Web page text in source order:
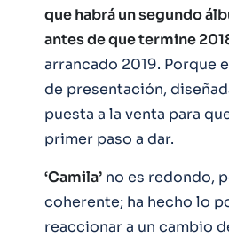
que habrá un segundo
antes de que termine
arrancado 2019. Porque
de presentación,
puesta a la venta para
primer paso a dar.
‘Camila’ no es redondo,
coherente; ha hecho lo
reaccionar a un cambio